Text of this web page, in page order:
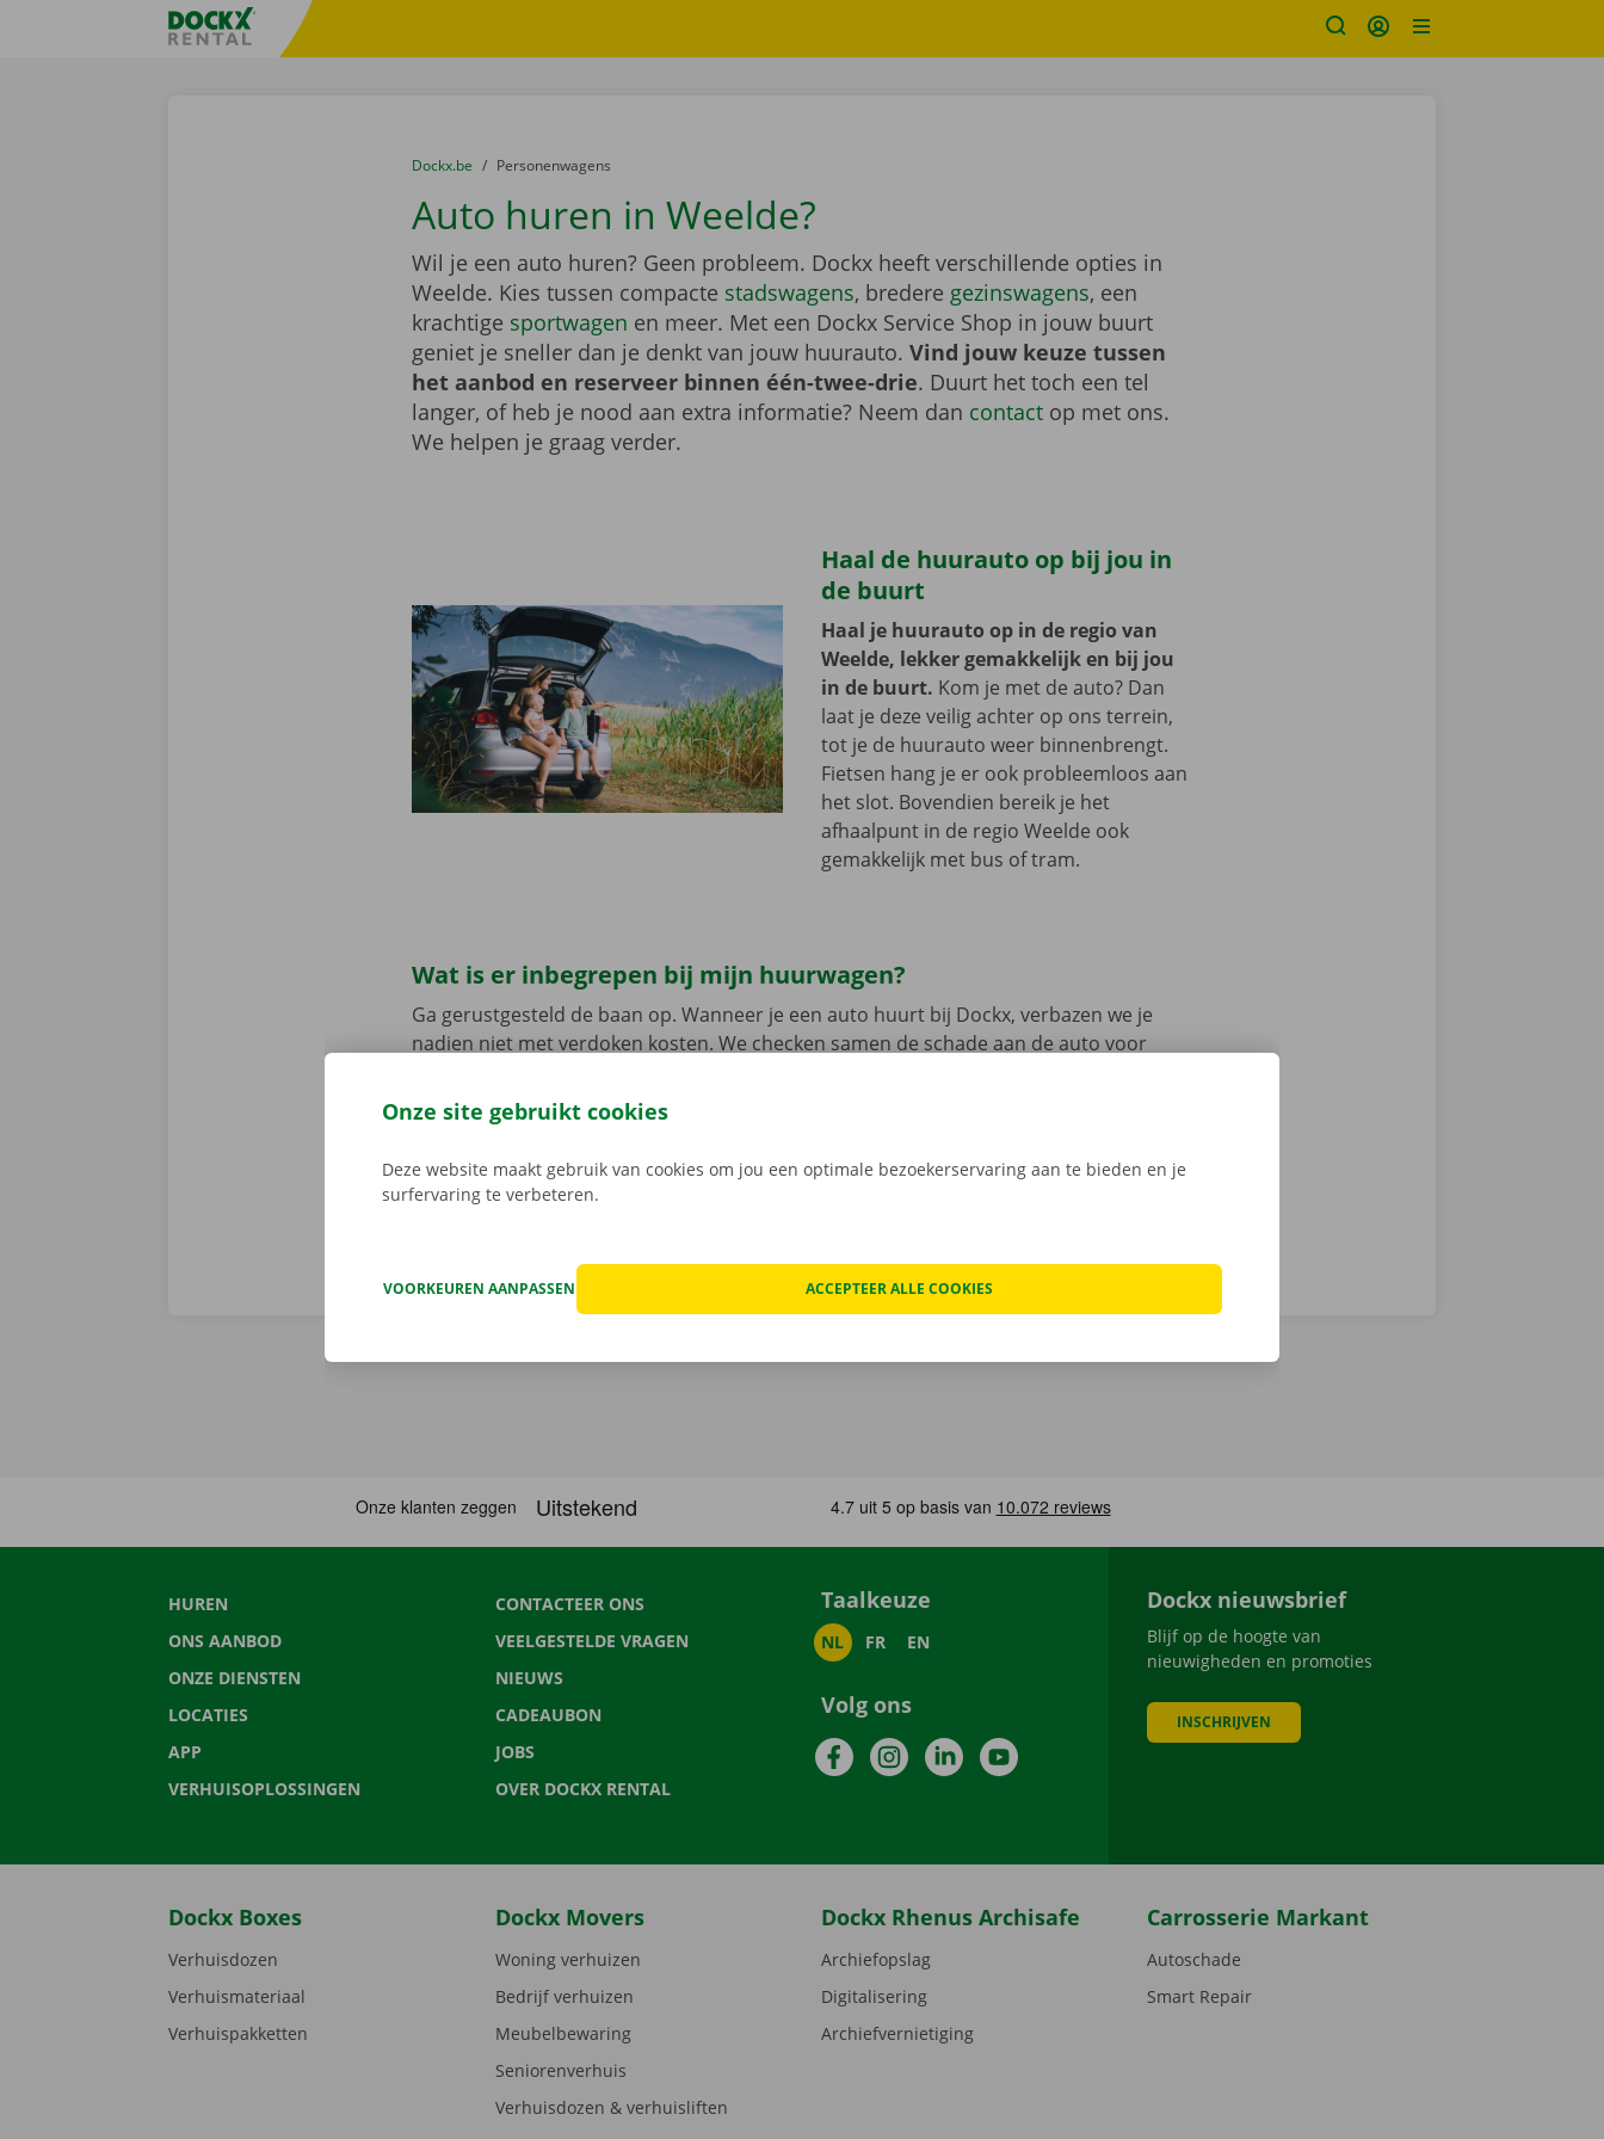
Taalselectie overslaanFratello DEMO
U bevindt zich hier:
van
Dockx.be naar
Personenwagens
Auto huren in Weelde?
Wil je een auto huren? Geen probleem. Dockx heeft verschillende opties in
Weelde. Kies tussen compacte stadswagens, bredere gezinswagens, een
krachtige sportwagen en meer. Met een Dockx Service Shop in jouw buurt
geniet je sneller dan je denkt van jouw huurauto. Vind jouw keuze tussen
het aanbod en reserveer binnen één-twee-drie. Duurt het toch een tel
langer, of heb je nood aan extra informatie? Neem dan contactop met ons.
We helpen je graag verder.
Haal de huurauto op bij jou in
de buurt
Haal je huurauto op in de regio van
Weelde, lekker gemakkelijk en bij jou
in de buurt. Kom je met de auto? Dan
laat je deze veilig achter op ons terrein,
tot je de huurauto weer binnenbrengt.
Fietsen hang je er ook probleemloos aan
het slot. Bovendien bereik je het
afhaalpunt in de regio Weelde ook
gemakkelijk met bus of tram.
Wat is er inbegrepen bij mijn huurwagen?
Ga gerustgesteld de baan op. Wanneer je een auto huurt bij Dockx, verbazen we je
nadien niet met verdoken kosten. We checken samen de schade aan de auto voor
persoonlijke service zijn onze prioriteit.
onderweg? Dan staat er 24/7 assistentie en pechverhelping voor je klaar.
HUREN
ONS AANBOD
ONZE DIENSTEN
LOCATIES
APP
VERHUISOPLOSSINGEN
CONTACTEER ONS
VEELGESTELDE VRAGEN
NIEUWS
CADEAUBON
JOBS
OVER DOCKX RENTAL
Taalkeuze
NL FR EN
Volg ons
FacebookInstagramLinkedInYouTube
Dockx nieuwsbrief
Blijf op de hoogte van
nieuwigheden en promoties
INSCHRIJVEN
Dockx Boxes
Verhuisdozen
Verhuismateriaal
Verhuispakketten
Dockx Movers
Woning verhuizen
Bedrijf verhuizen
Meubelbewaring
Seniorenverhuis
Verhuisdozen & verhuisliften
Dockx Rhenus Archisafe
Archiefopslag
Digitalisering
Archiefvernietiging
Carrosserie Markant
Autoschade
Smart Repair
Onze site gebruikt cookies
Deze website maakt gebruik van cookies om jou een optimale bezoekerservaring aan te bieden en je
surfervaring te verbeteren.
VOORKEUREN AANPASSEN ACCEPTEER ALLE COOKIES